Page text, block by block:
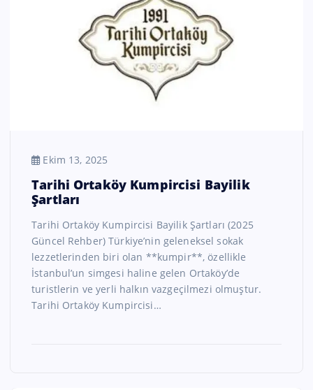
Ekim 13, 2025
Tarihi Ortaköy Kumpircisi Bayilik
Şartları
Tarihi Ortaköy Kumpircisi Bayilik Şartları (2025
Güncel Rehber) Türkiye’nin geleneksel sokak
lezzetlerinden biri olan **kumpir**, özellikle
İstanbul’un simgesi haline gelen Ortaköy’de
turistlerin ve yerli halkın vazgeçilmezi olmuştur.
Tarihi Ortaköy Kumpircisi…